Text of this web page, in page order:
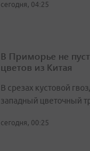
сегодня, 04:25
В Приморье не
цветов из Китая
В срезах кустовой
западный цветочный
сегодня, 00:25